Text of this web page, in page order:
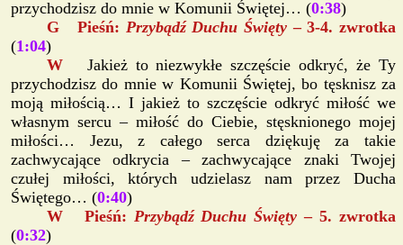
przychodzisz do mnie w Komunii Świętej… (0:38)
G Pieśń: Przybądź Duchu Święty– 3-4. zwrotka
(1:04)
W Jakież to niezwykłe szczęście odkryć, że Ty
przychodzisz do mnie w Komunii Świętej, bo tęsknisz za
moją miłością… I jakież to szczęście odkryć miłość we
własnym sercu – miłość do Ciebie, stęsknionego mojej
miłości… Jezu, z całego serca dziękuję za takie
zachwycające odkrycia – zachwycające znaki Twojej
czułej miłości, których udzielasz nam przez Ducha
Świętego… (0:40)
W Pieśń: Przybądź Duchu Święty– 5. zwrotka
(0:32)